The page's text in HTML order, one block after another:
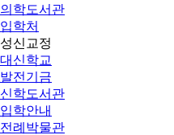
의학도서관
입학처
성신교정
대신학교
발전기금
신학도서관
입학안내
전례박물관